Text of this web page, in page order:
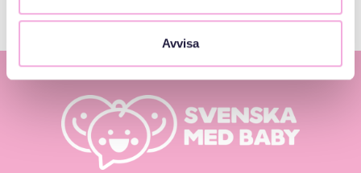
Avvisa
فروخته شد!